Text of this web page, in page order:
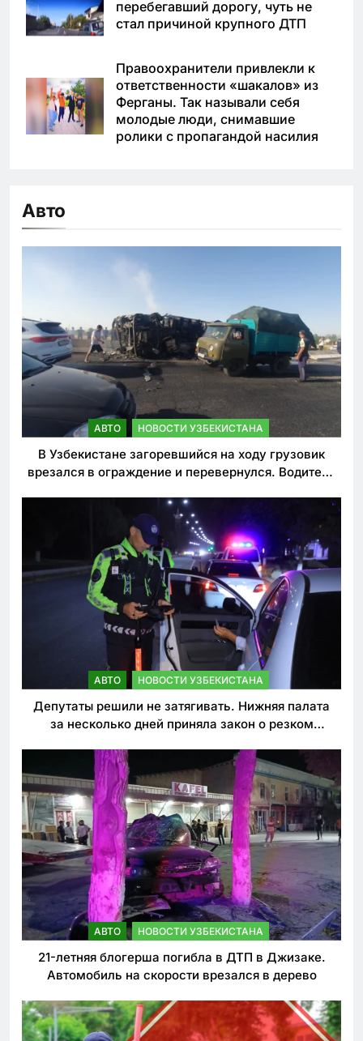
перебегавший дорогу, чуть не
стал причиной крупного ДТП
Правоохранители привлекли к
ответственности «шакалов» из
Ферганы. Так называли себя
молодые люди, снимавшие
ролики с пропагандой насилия
Авто
АВТО НОВОСТИ УЗБЕКИСТАНА
В Узбекистане загоревшийся на ходу грузовик
врезался в ограждение и перевернулся. Водитель
АВТО НОВОСТИ УЗБЕКИСТАНА
Депутаты решили не затягивать. Нижняя палата
за несколько дней приняла закон о резком
АВТО НОВОСТИ УЗБЕКИСТАНА
21-летняя блогерша погибла в ДТП в Джизаке.
Автомобиль на скорости врезался в дерево